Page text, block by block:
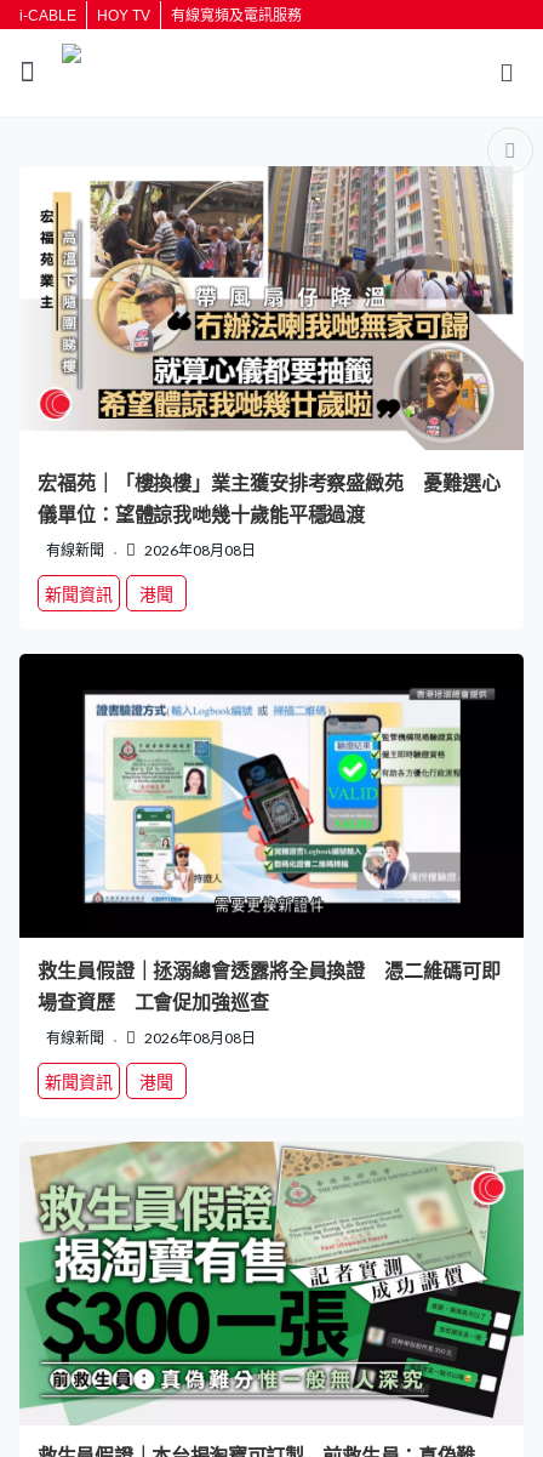
i-CABLE HOY TV 有線寬頻及電訊服務
按輸入鍵開始搜尋
宏福苑｜「樓換樓」業主獲安排考察盛緻苑 憂難選心
儀單位：望體諒我哋幾十歲能平穩過渡
有線新聞 2026年08月08日
新聞資訊 港聞
救生員假證｜拯溺總會透露將全員換證 憑二維碼可即
場查資歷 工會促加強巡查
有線新聞 2026年08月08日
新聞資訊 港聞